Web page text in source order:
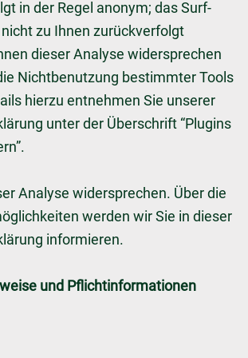
in der Regel anonym; das Surf-
zu Ihnen zurückverfolgt
dieser Analyse widersprechen
Nichtbenutzung bestimmter Tools
hierzu entnehmen Sie unserer
unter der Überschrift “Plugins
Analyse widersprechen. Über die
werden wir Sie in dieser
informieren.
und Pflichtinformationen